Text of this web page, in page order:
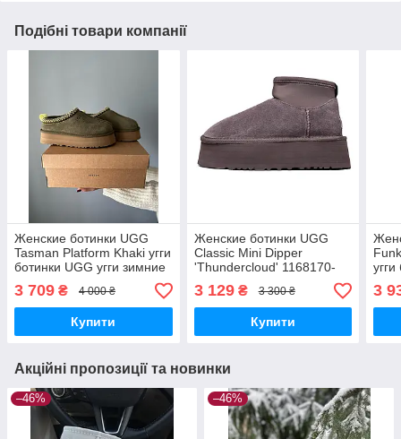
Подібні товари компанії
Женские ботинки UGG
Tasman Platform Khaki угги
ботинки UGG угги зимние
3 709 ₴ 4 000 ₴
Купити
Женские ботинки UGG
Classic Mini Dipper
'Thundercloud' 1168170-
THND угги ботинки UGG
угги зимние
3 129₴ 3 300 ₴
Купити
3
Акційні пропозиції та новинки
–46% –46%